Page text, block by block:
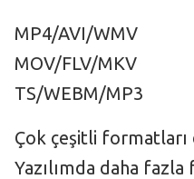
MP4/AVI/WMV
MOV/FLV/MKV
TS/WEBM/MP3
Çok çeşitli formatları
Yazılımda daha